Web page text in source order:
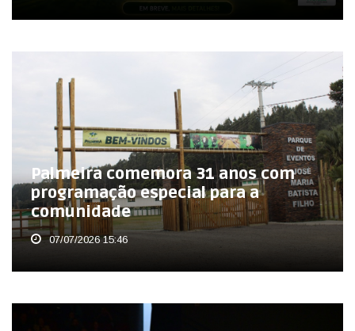
Palmeira comemora 31 anos com
programação especial para a
comunidade
07/07/2026 15:46